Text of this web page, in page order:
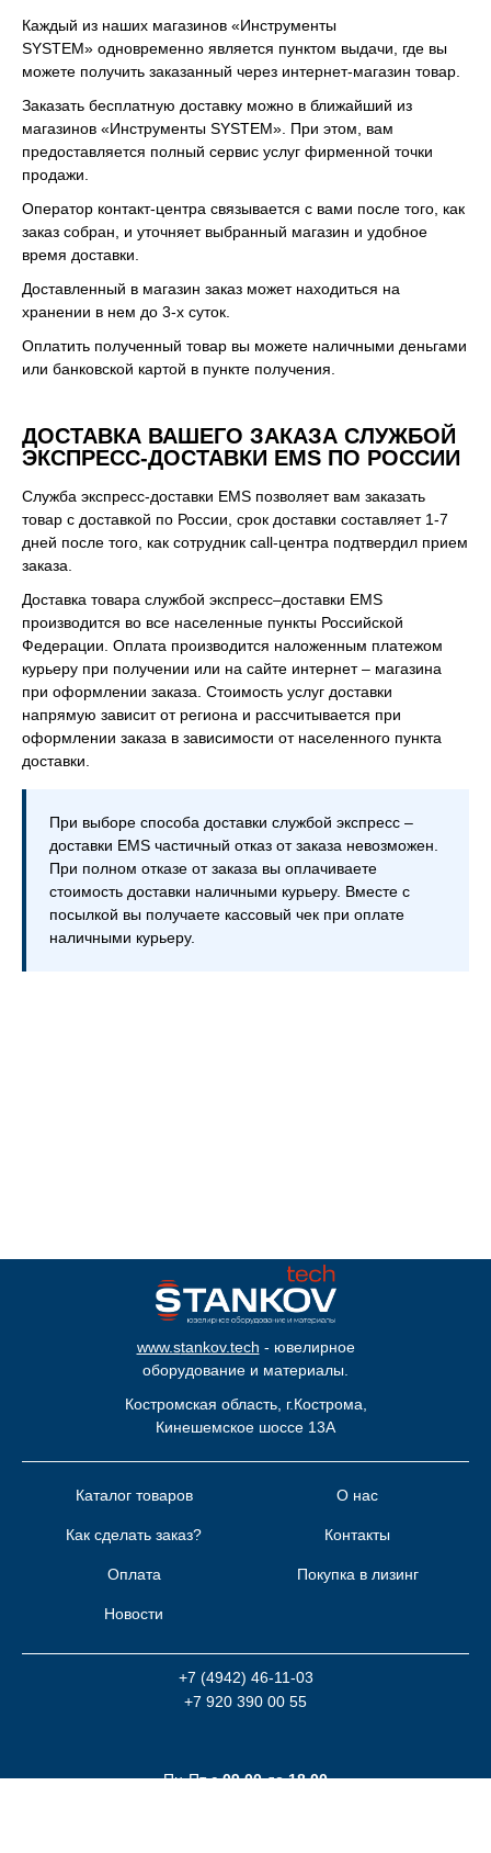
Каждый из наших магазинов «Инструменты
SYSTEM» одновременно является пунктом выдачи, где вы
можете получить заказанный через интернет-магазин товар.
Заказать бесплатную доставку можно в ближайший из
магазинов «Инструменты SYSTEM». При этом, вам
предоставляется полный сервис услуг фирменной точки
продажи.
Оператор контакт-центра связывается с вами после того, как
заказ собран, и уточняет выбранный магазин и удобное
время доставки.
Доставленный в магазин заказ может находиться на
хранении в нем до 3-х суток.
Оплатить полученный товар вы можете наличными деньгами
или банковской картой в пункте получения.
ДОСТАВКА ВАШЕГО ЗАКАЗА СЛУЖБОЙ
ЭКСПРЕСС-ДОСТАВКИ EMS ПО РОССИИ
Служба экспресс-доставки EMS позволяет вам заказать
товар с доставкой по России, срок доставки составляет 1-7
дней после того, как сотрудник call-центра подтвердил прием
заказа.
Доставка товара службой экспресс–доставки EMS
производится во все населенные пункты Российской
Федерации. Оплата производится наложенным платежом
курьеру при получении или на сайте интернет – магазина
при оформлении заказа. Стоимость услуг доставки
напрямую зависит от региона и рассчитывается при
оформлении заказа в зависимости от населенного пункта
доставки.
При выборе способа доставки службой экспресс –
доставки EMS частичный отказ от заказа невозможен.
При полном отказе от заказа вы оплачиваете
стоимость доставки наличными курьеру. Вместе с
посылкой вы получаете кассовый чек при оплате
наличными курьеру.
www.stankov.tech - ювелирное
оборудование и материалы.
Костромская область, г.Кострома,
Кинешемское шоссе 13А
Каталог товаров
Как сделать заказ?
Оплата
Новости
О нас
Контакты
Покупка в лизинг
+7 (4942) 46-11-03
+7 920 390 00 55
Пн-Пт с09.00до18.00